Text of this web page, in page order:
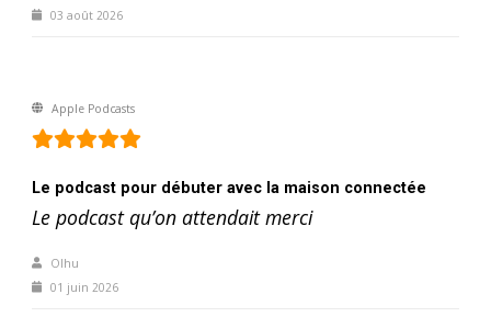
03 août 2026
Apple Podcasts
Le podcast pour débuter avec la maison connectée
Le podcast qu’on attendait merci
Olhu
01 juin 2026